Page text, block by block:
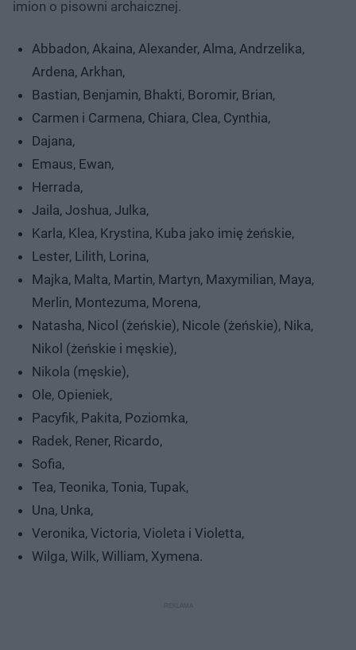
imion o pisowni archaicznej.
Abbadon, Akaina, Alexander, Alma, Andrzelika,
Ardena, Arkhan,
Bastian, Benjamin, Bhakti, Boromir, Brian,
Carmen i Carmena, Chiara, Clea, Cynthia,
Dajana,
Emaus, Ewan,
Herrada,
Jaila, Joshua, Julka,
Karla, Klea, Krystina, Kuba jako imię żeńskie,
Lester, Lilith, Lorina,
Majka, Malta, Martin, Martyn, Maxymilian, Maya,
Merlin, Montezuma, Morena,
Natasha, Nicol (żeńskie), Nicole (żeńskie), Nika,
Nikol (żeńskie i męskie),
Nikola (męskie),
Ole, Opieniek,
Pacyfik, Pakita, Poziomka,
Radek, Rener, Ricardo,
Sofia,
Tea, Teonika, Tonia, Tupak,
Una, Unka,
Veronika, Victoria, Violeta i Violetta,
Wilga, Wilk, William, Xymena.